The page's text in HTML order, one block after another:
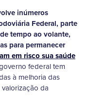
inúmeros
Federal, parte
tempo ao volante,
para permanecer
em risco sua saúde
federal tem
à melhoria das
da